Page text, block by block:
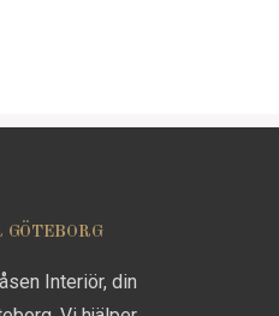
Interiör, din